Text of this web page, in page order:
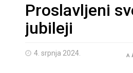
Proslavljeni
jubileji
4. srpnja 2024. A